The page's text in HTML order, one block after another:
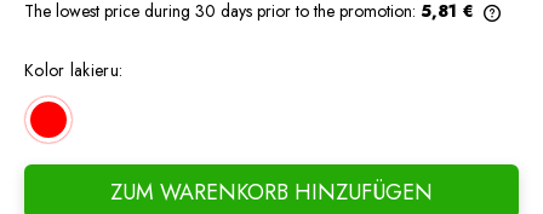
The lowest price during 30 days prior to the promotion: 5,81 €
Kolor lakieru:
ZUM WARENKORB HINZUFÜGEN